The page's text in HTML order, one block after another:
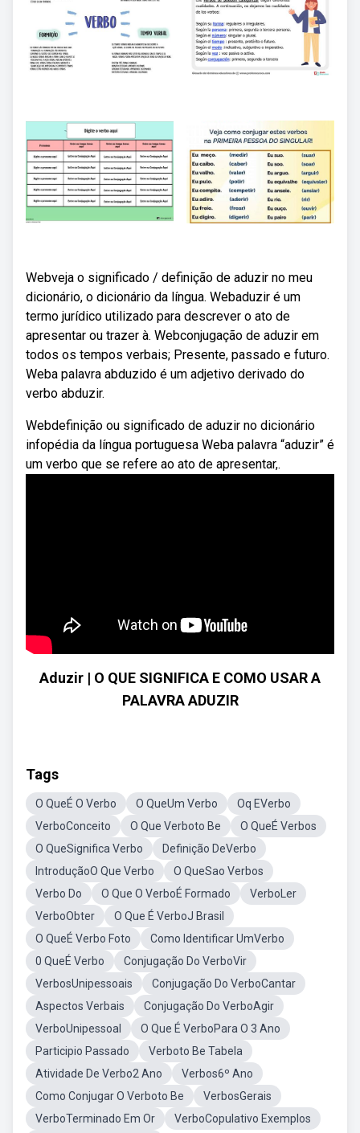
Webveja o significado / definição de aduzir no meu
dicionário, o dicionário da língua. Webaduzir é um
termo jurídico utilizado para descrever o ato de
apresentar ou trazer à. Webconjugação de aduzir em
todos os tempos verbais; Presente, passado e futuro.
Weba palavra abduzido é um adjetivo derivado do
verbo abduzir.
Webdefinição ou significado de aduzir no dicionário
infopédia da língua portuguesa Weba palavra “aduzir” é
um verbo que se refere ao ato de apresentar,.
Aduzir | O QUE SIGNIFICA E COMO USAR A
PALAVRA ADUZIR
Tags
O QueÉ O Verbo O QueUm Verbo
Oq EVerbo
VerboConceito
O Que Verboto Be
O QueÉ Verbos
O QueSignifica Verbo
Definição DeVerbo
IntroduçãoO Que Verbo
O QueSao Verbos
Verbo Do
O Que O VerboÉ Formado
VerboLer
VerboObter
O Que É VerboJ Brasil
O QueÉ Verbo Foto
Como Identificar UmVerbo
0 QueÉ Verbo
Conjugação Do VerboVir
VerbosUnipessoais
Conjugação Do VerboCantar
Aspectos Verbais
Conjugação Do VerboAgir
VerboUnipessoal
O Que É VerboPara O 3 Ano
Participio Passado
Verboto Be Tabela
Atividade De Verbo2 Ano
Verbos6º Ano
Como Conjugar O Verboto Be
VerbosGerais
VerboTerminado Em Or
VerboCopulativo Exemplos